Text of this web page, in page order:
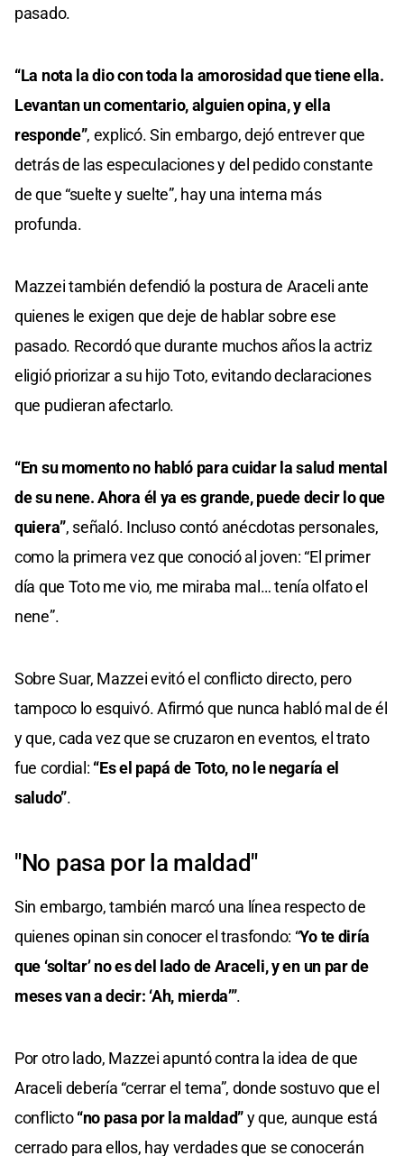
pasado.
“La nota la dio con toda la amorosidad que tiene ella.
Levantan un comentario, alguien opina, y ella
responde”, explicó. Sin embargo, dejó entrever que
detrás de las especulaciones y del pedido constante
de que “suelte y suelte”, hay una interna más
profunda.
Mazzei también defendió la postura de Araceli ante
quienes le exigen que deje de hablar sobre ese
pasado. Recordó que durante muchos años la actriz
eligió priorizar a su hijo Toto, evitando declaraciones
que pudieran afectarlo.
“En su momento no habló para cuidar la salud mental
de su nene. Ahora él ya es grande, puede decir lo que
quiera”, señaló. Incluso contó anécdotas personales,
como la primera vez que conoció al joven: “El primer
día que Toto me vio, me miraba mal… tenía olfato el
nene”.
Sobre Suar, Mazzei evitó el conflicto directo, pero
tampoco lo esquivó. Afirmó que nunca habló mal de él
y que, cada vez que se cruzaron en eventos, el trato
fue cordial: “Es el papá de Toto, no le negaría el
saludo”.
"No pasa por la maldad"
Sin embargo, también marcó una línea respecto de
quienes opinan sin conocer el trasfondo: “Yo te diría
que ‘soltar’ no es del lado de Araceli, y en un par de
meses van a decir: ‘Ah, mierda’”.
Por otro lado, Mazzei apuntó contra la idea de que
Araceli debería “cerrar el tema”, donde sostuvo que el
conflicto“no pasa por la maldad”y que, aunque está
cerrado para ellos, hay verdades que se conocerán